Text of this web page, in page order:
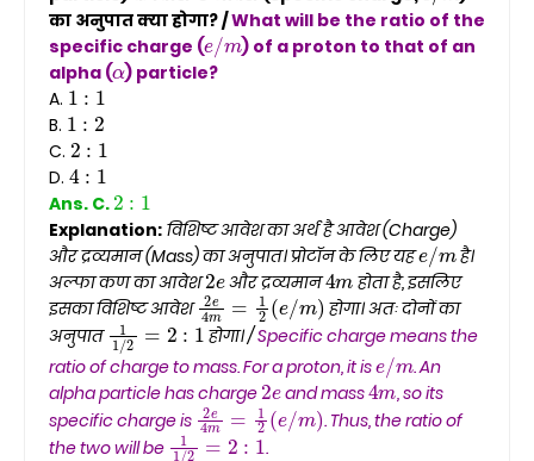
का अनुपात क्या होगा? /What will be the ratio of the
specific charge (e / m) of a proton to that of an
alpha (α) particle?
A. 1:1
B. 1:2
C. 2:1
D. 4 1
Ans. C. 2
Explanation: विशिष्ट आवेश का अर्थ है आवेश (Charge)
और द्रव्यमान (Mass) का अनुपात। प्रोटॉन के लिए यहe/mहै।
अल्फा कण का आवेश2eऔर द्रव्यमान4mहोता है, इसलिए
इसका विशिष्ट आवेश2e4m=12(e/m)
होगा। अतः दोनों का
अनुपात11/2 = 2:1 होगा। /Specific charge means the
ratio of charge to mass. For a proton, it is
/
. An
alpha particle has charge 2eand mass4m, so its
specific charge is 2e4m=12(e/m)
. Thus, the ratio of
the two will be11/2 =2 1 .